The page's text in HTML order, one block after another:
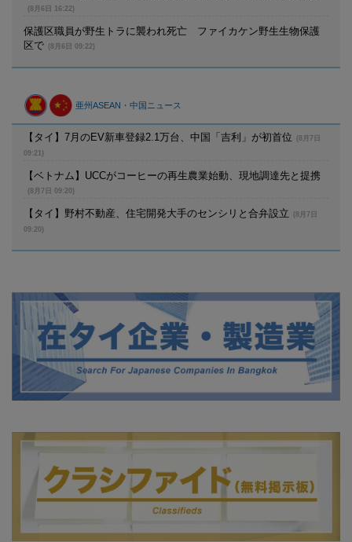
(8月6日 16:22)
保護区職員が野生トラに襲われ死亡 ファイカケン野生生物保護
区で
(8月6日 09:22)
亜州ASEAN・中国ニュース
【タイ】7月のEV新車登録2.1万台、中国「吉利」が初首位
(8月7日
09:21)
【ベトナム】UCCがコーヒーの再生農業始動、現地調達先と提携
(8月7日 09:20)
【タイ】野村不動産、住宅開発大手のセンシリと合弁設立
(8月7日
09:20)